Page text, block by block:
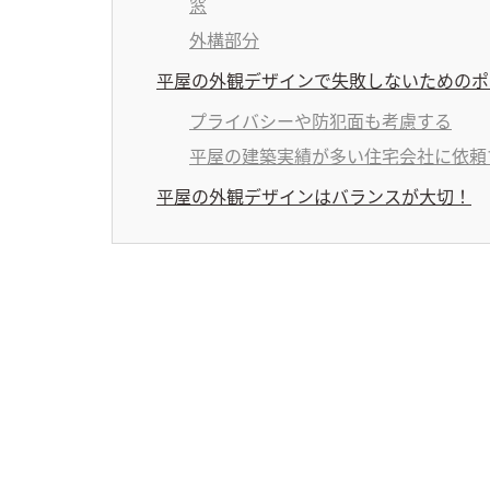
窓
外構部分
平屋の外観デザインで失敗しないための
プライバシーや防犯面も考慮する
平屋の建築実績が多い住宅会社に依頼
平屋の外観デザインはバランスが大切！